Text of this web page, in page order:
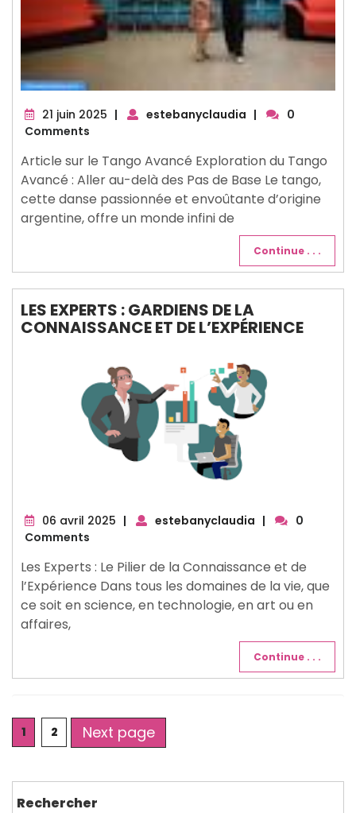
21 juin 2025 21| estebanyclaudia |
0
Comments
Article sur le Tango Avancé Exploration du Tango
Avancé : Aller au-delà des Pas de Base Le tango,
cette danse passionnée et envoûtante d’origine
argentine, offre un monde infini de
Continue . . .
LES EXPERTS : GARDIENS DE LA
CONNAISSANCE ET DE L’EXPÉRIENCE
06 avril 2025 06
| estebanyclaudia |
0
Comments
Les Experts : Le Pilier de la Connaissance et de
l’Expérience Dans tous les domaines de la vie, que
ce soit en science, en technologie, en art ou en
affaires,
Continue . . .
Posts
pagination
Page
1 Page
2 Next page
Rechercher